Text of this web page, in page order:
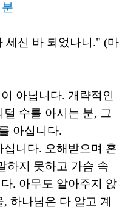
세신 바 되었나니." (마
아닙니다. 개략적인
수를 아시는 분, 그
아십니다.
니다. 오해받으며 혼
하지 못하고 가슴 속
. 아무도 알아주지 않
하나님은 다 알고 계